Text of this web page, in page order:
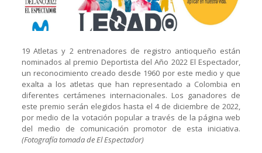
19 Atletas y 2 entrenadores de registro antioqueño están
nominados al premio Deportista del Año 2022 El Espectador,
un reconocimiento creado desde 1960 por este medio y que
exalta a los atletas que han representado a Colombia en
diferentes certámenes internacionales. Los ganadores de
este premio serán elegidos hasta el 4 de diciembre de 2022,
por medio de la votación popular a través de la página web
del medio de comunicación promotor de esta iniciativa.
(Fotografía tomada de El Espectador)